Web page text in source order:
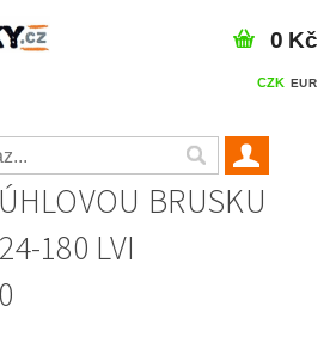
CZK EUR
0 Kč
BRUSKU
180 LVI